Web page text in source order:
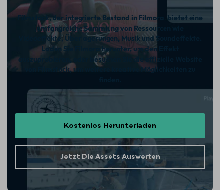
Filmstock, der integrierte Bestand in Filmora, bietet eine
umfangreiche Sammlung von Ressourcen wie
Videoeffekte, Überlagerungen, Musik und Soundeffekte.
Laden Sie Filmora herunter, um den Effekt
auszuprobieren, oder besuchen Sie die offizielle Website
von Filmstock, um weitere kreative Möglichkeiten zu
Kostenlos Herunterladen
Jetzt Die Assets Auswerten